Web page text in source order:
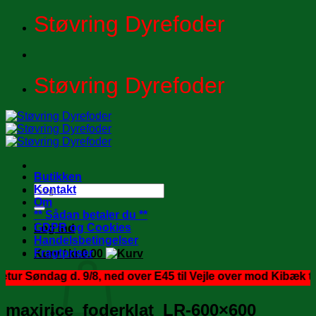
FortsætStøvring Dyrefoder
Støvring Dyrefoder
Søg
efter:
Log ind
Kurv /kr.0.00
Butikken
Kontakt
Om
** Sådan betaler du **
GDPR og Cookies
Handelsbetingelser
Fragtpriser
d. 9/8, ned over E45 til Vejle over mod Kibæk til
maxirice_foderklat_LR-600×600